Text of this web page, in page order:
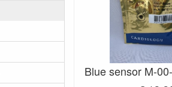
Blue sensor M-